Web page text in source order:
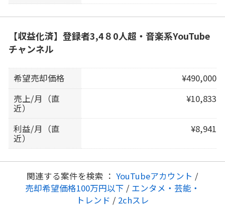
【収益化済】登録者3,4８0人超・音楽系YouTube
チャンネル
希望売却価格
¥490,000
売上/月（直
近）
¥10,833
利益/月（直
近）
¥8,941
関連する案件を検索 ： YouTubeアカウント /
売却希望価格100万円以下 / エンタメ・芸能・
トレンド / 2chスレ